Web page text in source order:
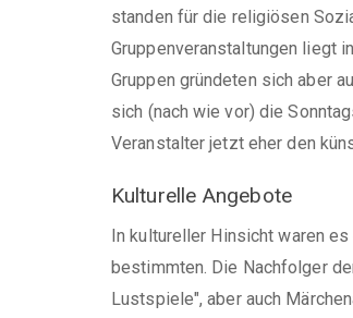
standen für die religiösen
Gruppenveranstaltungen liegt
Gruppen gründeten sich aber
sich (nach wie vor) die
Veranstalter jetzt eher den
Kulturelle Angebote
In kultureller Hinsicht waren
bestimmten. Die Nachfolger
Lustspiele", aber auch